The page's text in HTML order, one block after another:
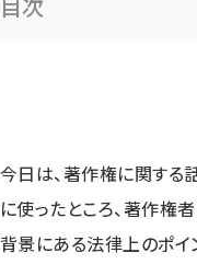
今日は、著作権に関する
に使ったところ、著作権
背景にある法律上のポイ